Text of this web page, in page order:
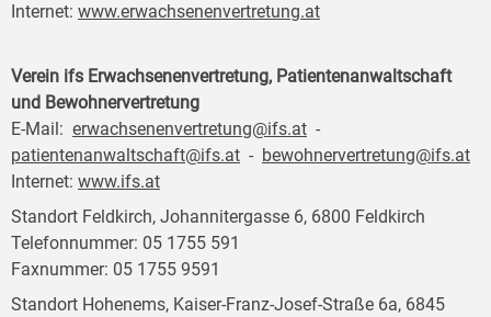
Internet: www.erwachsenenvertretung.at
Verein ifs Erwachsenenvertretung, Patientenanwaltschaft
und Bewohnervertretung
E-Mail: erwachsenenvertretung@ifs.at -
patientenanwaltschaft@ifs.at - bewohnervertretung@ifs.at
Internet: www.ifs.at
Standort Feldkirch, Johannitergasse 6, 6800 Feldkirch
Telefonnummer: 05 1755 591
Faxnummer: 05 1755 9591
Standort Hohenems, Kaiser-Franz-Josef-Straße 6a, 6845